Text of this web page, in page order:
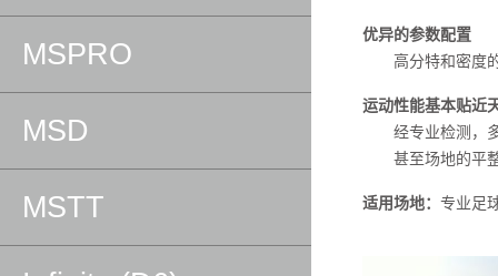
MSPRO
MSD
MSTT
优异的参数配置
高分特和密度的
运动性能基本贴近
经专业检测，多
甚至场地的平整
适用场地： 专业足